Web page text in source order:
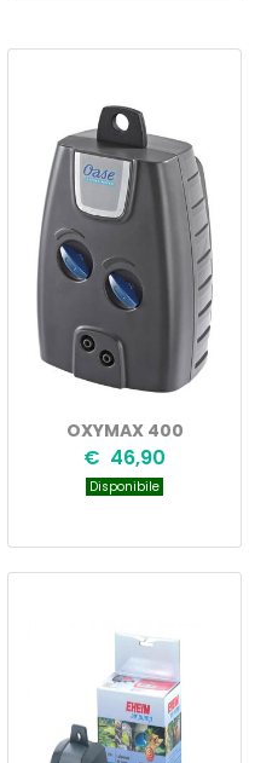
OXYMAX 400
€ 46,90
Disponibile